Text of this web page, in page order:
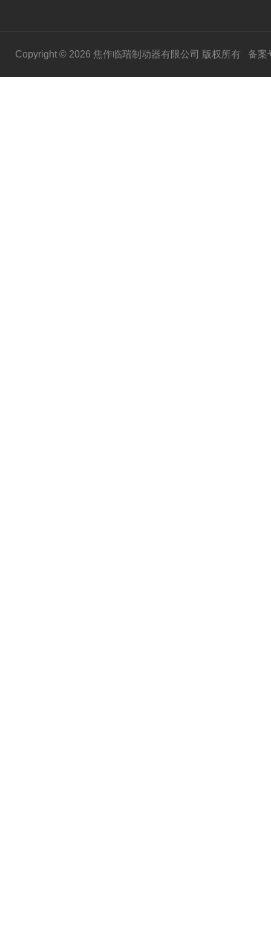
Copyright © 2026 焦作临瑞制动器有限公司 版权所有 备案